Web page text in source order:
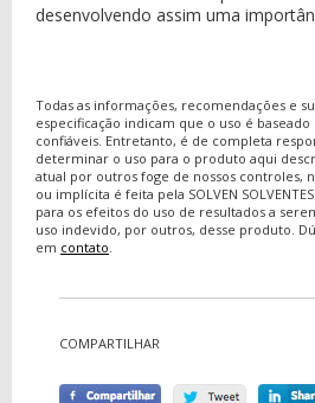
desenvolvendo assim uma
Todas as informações, recomendações e
especificação indicam que o uso é
confiáveis. Entretanto, é de completa
determinar o uso para o produto aqui
atual por outros foge de nossos controles,
ou implícita é feita pela SOLVEN
para os efeitos do uso de resultados a
uso indevido, por outros, desse produto.
em contato.
COMPARTILHAR